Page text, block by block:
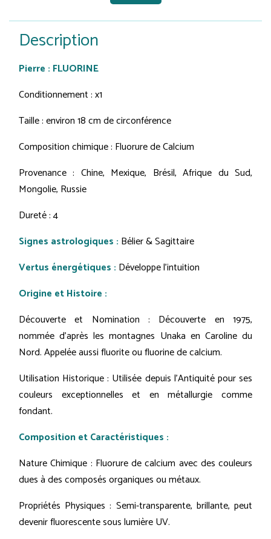
Description
Pierre : FLUORINE
Conditionnement : x1
Taille : environ 18 cm de circonférence
Composition chimique : Fluorure de Calcium
Provenance : Chine, Mexique, Brésil, Afrique du Sud,
Mongolie, Russie
Dureté : 4
Signes astrologiques : Bélier & Sagittaire
Vertus énergétiques : Développe l'intuition
Origine et Histoire :
Découverte et Nomination : Découverte en 1975,
nommée d'après les montagnes Unaka en Caroline du
Nord. Appelée aussi fluorite ou fluorine de calcium.
Utilisation Historique : Utilisée depuis l'Antiquité pour ses
couleurs exceptionnelles et en métallurgie comme
fondant.
Composition et Caractéristiques :
Nature Chimique : Fluorure de calcium avec des couleurs
dues à des composés organiques ou métaux.
Propriétés Physiques : Semi-transparente, brillante, peut
devenir fluorescente sous lumière UV.